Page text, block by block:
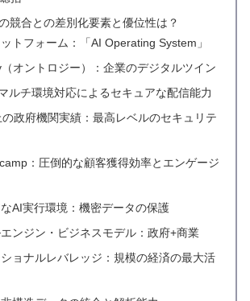
競合との差別化要素と優位性は？
トフォーム：「AI Operating System」
オントロジー）：企業のデジタルツイン
ルチ環境対応によるセキュアな配信能力
政府機関実績：最高レベルのセキュリテ
：圧倒的な顧客獲得効率とエンゲージ
AI実行環境：機密データの保護
ンジン・ビジネスモデル：政府+商業
ョナルレバレッジ：規模の経済の最大活